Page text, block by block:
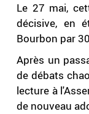
Le 27 mai,
décisive, en
Bourbon par
Après un
de débats
lecture à
de nouveau